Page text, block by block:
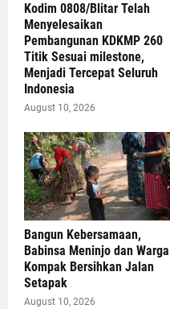
Kodim 0808/Blitar Telah
Menyelesaikan
Pembangunan KDKMP 260
Titik Sesuai milestone,
Menjadi Tercepat Seluruh
Indonesia
August 10, 2026
Bangun Kebersamaan,
Babinsa Meninjo dan Warga
Kompak Bersihkan Jalan
Setapak
August 10, 2026